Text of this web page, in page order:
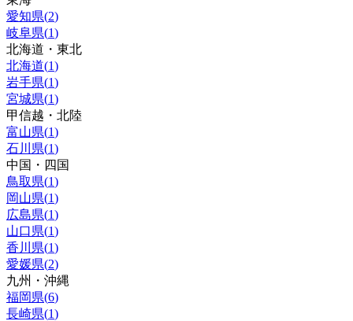
愛知県(2)
岐阜県(1)
北海道・東北
北海道(1)
岩手県(1)
宮城県(1)
甲信越・北陸
富山県(1)
石川県(1)
中国・四国
鳥取県(1)
岡山県(1)
広島県(1)
山口県(1)
香川県(1)
愛媛県(2)
九州・沖縄
福岡県(6)
長崎県(1)